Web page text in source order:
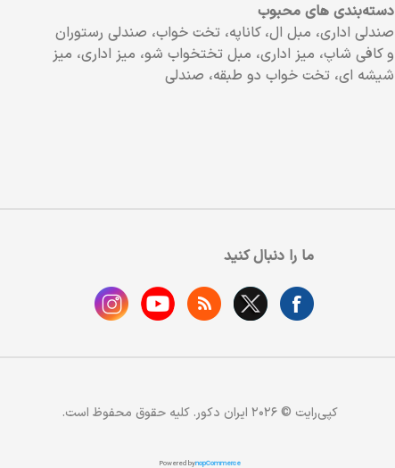
دسته‌بندی های محبوب
صندلی اداری، مبل ال، کاناپه، تخت خواب، صندلی رستوران
و کافی شاپ، میز اداری، مبل تختخواب شو، میز اداری، میز
شیشه ای، تخت خواب دو طبقه، صندلی
ما را دنبال کنید
کپی‌رایت © 2026 ایران دکور. کلیه حقوق محفوظ است.
Powered bynopCommerce